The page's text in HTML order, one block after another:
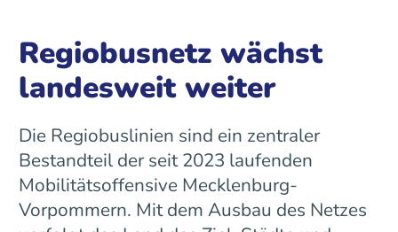
Regiobusnetz wächst
landesweit weiter
Die Regiobuslinien sind ein zentraler
Bestandteil der seit 2023 laufenden
Mobilitätsoffensive Mecklenburg-
Vorpommern. Mit dem Ausbau des Netzes